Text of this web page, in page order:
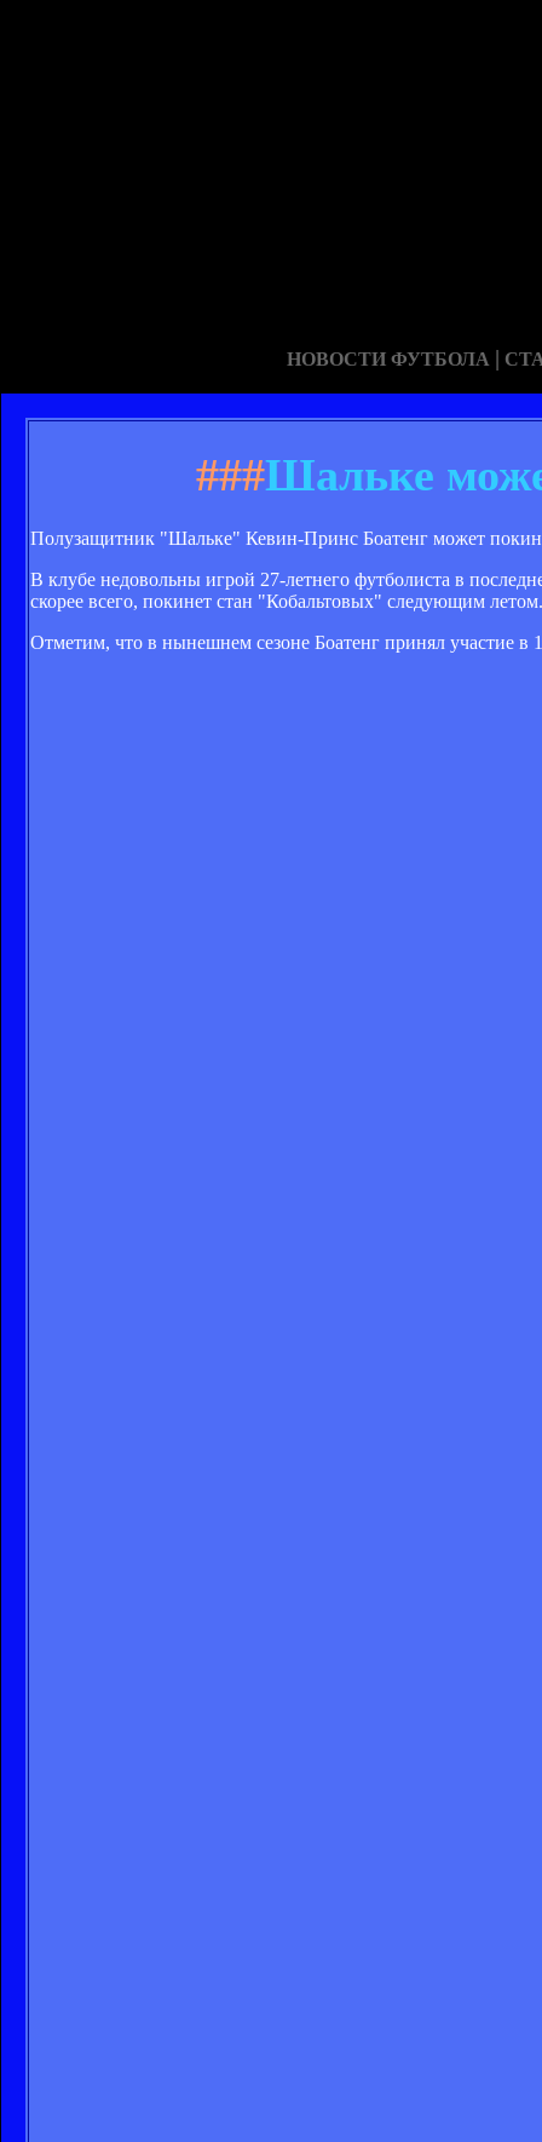
НОВОСТИ ФУТБОЛА |
###Шальке
Полузащитник "Шальке" Кевин-Принс Боатенг может
В клубе недовольны игрой 27-летнего футболиста в
скорее всего, покинет стан "Кобальтовых" следующим летом.
Отметим, что в нынешнем сезоне Боатенг принял участие в